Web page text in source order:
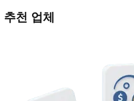
추천 업체